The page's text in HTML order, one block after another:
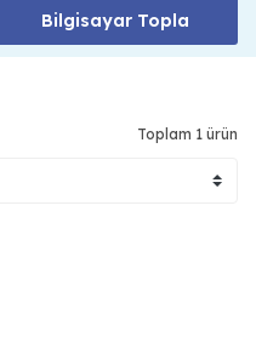
Bilgisayar Topla
Toplam 1 ürün